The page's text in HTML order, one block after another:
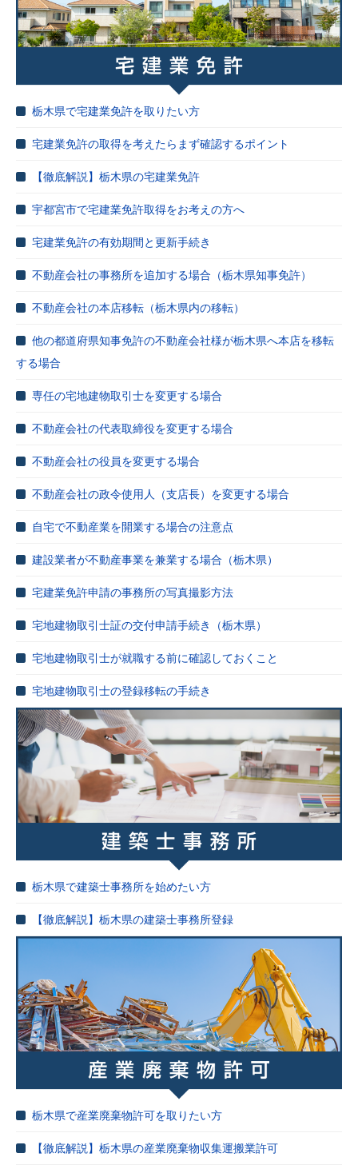
栃木県で宅建業免許を取りたい方
宅建業免許の取得を考えたらまず確認するポイント
【徹底解説】栃木県の宅建業免許
宇都宮市で宅建業免許取得をお考えの方へ
宅建業免許の有効期間と更新手続き
不動産会社の事務所を追加する場合（栃木県知事免許）
不動産会社の本店移転（栃木県内の移転）
他の都道府県知事免許の不動産会社様が栃木県へ本店を移転
する場合
専任の宅地建物取引士を変更する場合
不動産会社の代表取締役を変更する場合
不動産会社の役員を変更する場合
不動産会社の政令使用人（支店長）を変更する場合
自宅で不動産業を開業する場合の注意点
建設業者が不動産事業を兼業する場合（栃木県）
宅建業免許申請の事務所の写真撮影方法
宅地建物取引士証の交付申請手続き（栃木県）
宅地建物取引士が就職する前に確認しておくこと
宅地建物取引士の登録移転の手続き
栃木県で建築士事務所を始めたい方
【徹底解説】栃木県の建築士事務所登録
栃木県で産業廃棄物許可を取りたい方
【徹底解説】栃木県の産業廃棄物収集運搬業許可